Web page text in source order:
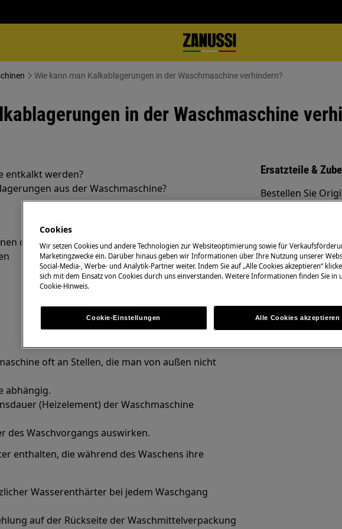
Wie kann man Kalkablagerungen in der Waschmaschine verhindern?
in der Waschmaschine
entkalkt werden?
aus der Waschmaschine?
ohne SoftWater Technologie
oft an Stellen, die man von außen nicht
abhängig.
(Heizelement) der Waschmaschine
des Waschvorgangs auswirken.
enthalten, die während des Waschens ihre
Wasserenthärter bei jedem Waschgang
auf der Rückseite der Waschmittelverpackung
Ersatzteile &
Bestellen Sie
Zanussi-Produkt
Zum Webshop
Cookies
Wir setzen Cookies und andere Technologien zur Websiteoptimierung sowie für
Marketingzwecke ein. Darüber hinaus geben wir Informationen über Ihre Nutzung unserer
Social-Media-, Werbe- und Analytik-Partner weiter. Indem Sie auf „Alle Cookies akzeptieren“
sich mit dem Einsatz von Cookies durch uns einverstanden. Weitere Informationen finden Sie in
Cookie-Hinweis.
Cookie-Einstellungen Alle Cookies akzeptieren